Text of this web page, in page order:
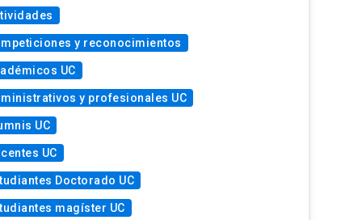
y reconocimientos
UC
y profesionales UC
UC
UC
Doctorado UC
magíster UC